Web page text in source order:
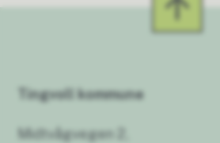
Tingvoll kommune
Midtvågvegen 2,